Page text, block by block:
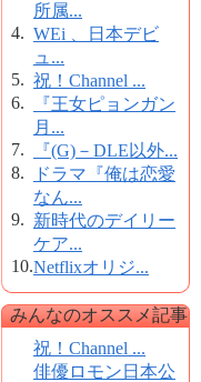
所属...
4. WEi 、日本デビ
ュ...
5. 祝！Channel ...
6.
『王女ピョンガン
月...
7.
『(G)－DLE以外...
8.
ドラマ『俺は恋愛
なん...
9. 新時代のデイリー
ケア...
10.Netflixオリジ...
みんなのオススメ記事
祝！Channel ...
俳優ロモン日本公